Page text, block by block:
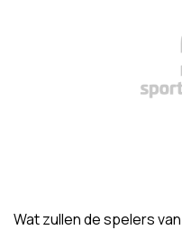
Wat zullen de spelers